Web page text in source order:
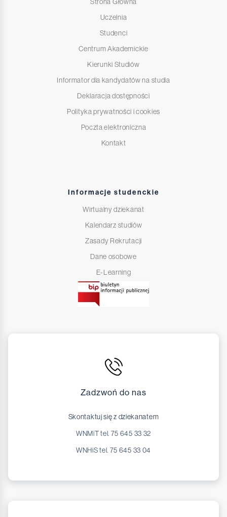
Strona Główna
Uczelnia
Studenci
Centrum Akademickie
Kierunki Studiów
Informator dla kandydatów na studia
Deklaracja dostępności
Polityka prywatności i cookies
Poczta elektroniczna
Kontakt
Informacje studenckie
Wirtualny dziekanat
Kalendarz studiów
Zasady Rekrutacji
Dane osobowe
E-Learning
Zadzwoń do nas
Skontaktuj się z dziekanatem
WNMiT tel. 75 645 33 32
WNHiS tel. 75 645 33 04